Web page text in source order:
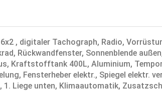
, digitaler Tachograph, Radio,
Rückwandfenster, Sonnenblende
Kraftstofftank 400L, Aluminium,
Fensterheber elektr., Spiegel elektr.
Liege unten, Klimaautomatik,